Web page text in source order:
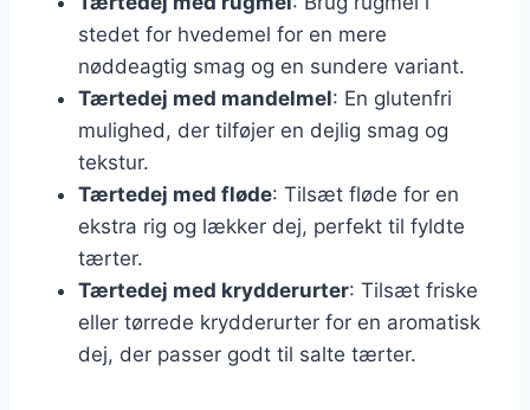
stedet for hvedemel for en mere
nøddeagtig smag og en sundere variant.
Tærtedej med mandelmel: En glutenfri
mulighed, der tilføjer en dejlig smag og
tekstur.
Tærtedej med fløde: Tilsæt fløde for en
ekstra rig og lækker dej, perfekt til fyldte
tærter.
Tærtedej med krydderurter: Tilsæt friske
eller tørrede krydderurter for en aromatisk
dej, der passer godt til salte tærter.